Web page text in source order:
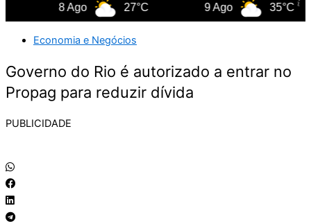
8 Ago 27°C 9 Ago 35°C
Economia e Negócios
Governo do Rio é autorizado a entrar no
Propag para reduzir dívida
PUBLICIDADE